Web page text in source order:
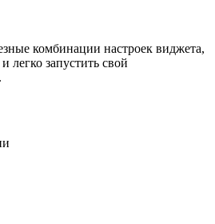
комбинации настроек виджета,
легко запустить свой